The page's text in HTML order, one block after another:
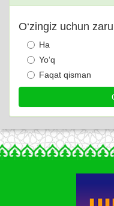
O‘zingiz uchun
Ha
Yo‘q
Faqat qisman